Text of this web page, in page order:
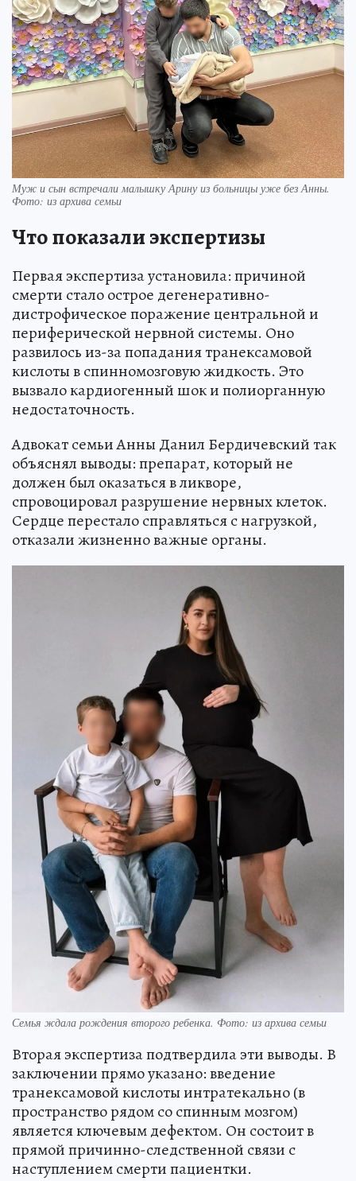
Муж и сын встречали малышку Арину из больницы уже без Анны.
Фото: из архива семьи
Что показали экспертизы
Первая экспертиза установила: причиной
смерти стало острое дегенеративно-
дистрофическое поражение центральной и
периферической нервной системы. Оно
развилось из-за попадания транексамовой
кислоты в спинномозговую жидкость. Это
вызвало кардиогенный шок и полиорганную
недостаточность.
Адвокат семьи Анны Данил Бердичевский так
объяснял выводы: препарат, который не
должен был оказаться в ликворе,
спровоцировал разрушение нервных клеток.
Сердце перестало справляться с нагрузкой,
отказали жизненно важные органы.
Семья ждала рождения второго ребенка. Фото: из архива семьи
Вторая экспертиза подтвердила эти выводы. В
заключении прямо указано: введение
транексамовой кислоты интратекально (в
пространство рядом со спинным мозгом)
является ключевым дефектом. Он состоит в
прямой причинно-следственной связи с
наступлением смерти пациентки.